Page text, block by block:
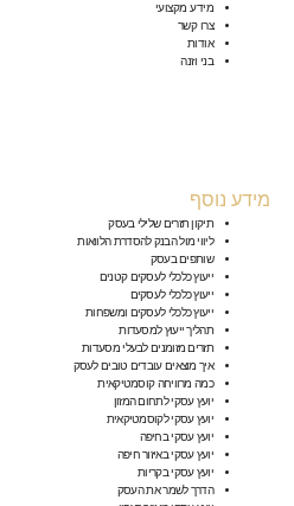
מידע מקצועי
צרו קשר
אודות
בני וזנה
מידע נוסף
תיקון תזרים שלילי בעסק
ליווי מול הבנק להסדרת הלוואות
שותפים בעסק
ייעוץ כלכלי לעסקים קטנים
ייעוץ כלכלי לעסקים
ייעוץ כלכלי לעסקים ומשפחות
תהליך ייעוץ למסעדות
תזרים מזומנים לבעלי מסעדות
איך מוצאים עובדים טובים לעסק
כמה מרוויחה קוסמטיקאית
יועץ עסקי לתחום המזון
יועץ עסקי לקוסמטיקאית
יועץ עסקי בחיפה
יועץ עסקי באיזור חיפה
יועץ עסקי בקריות
הדרך לשמר את העסק